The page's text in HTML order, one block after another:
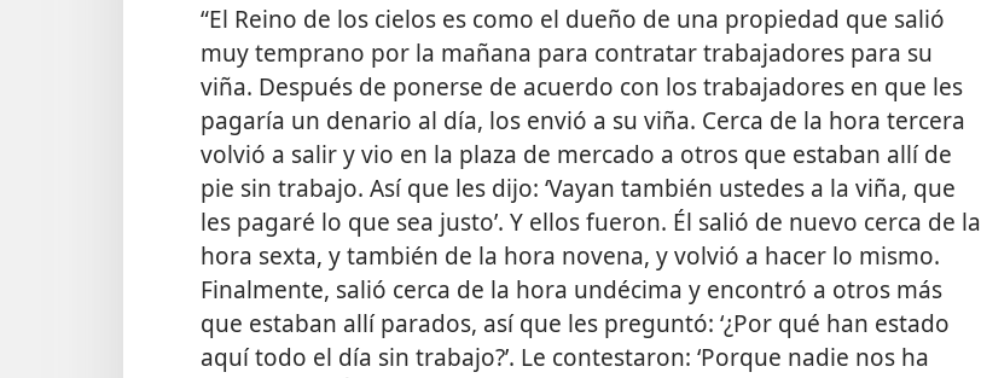
“El Reino de los cielos es como el dueño de una propiedad que salió
muy temprano por la mañana para contratar trabajadores para su
viña. Después de ponerse de acuerdo con los trabajadores en que les
pagaría un denario al día, los envió a su viña. Cerca de la hora tercera
volvió a salir y vio en la plaza de mercado a otros que estaban allí de
pie sin trabajo. Así que les dijo: ‘Vayan también ustedes a la viña, que
les pagaré lo que sea justo’. Y ellos fueron. Él salió de nuevo cerca de la
hora sexta, y también de la hora novena, y volvió a hacer lo mismo.
Finalmente, salió cerca de la hora undécima y encontró a otros más
que estaban allí parados, así que les preguntó: ‘¿Por qué han estado
aquí todo el día sin trabajo?’. Le contestaron: ‘Porque nadie nos ha